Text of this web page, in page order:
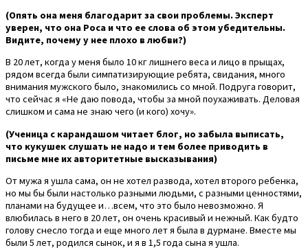
(Опять она меня благодарит за свои проблемы. Эксперт
уверен, что она Роса и что ее слова об этом убедительны.
Видите, почему у нее плохо в любви?)
В 20 лет, когда у меня было 10 кг лишнего веса и лицо в прыщах,
рядом всегда были симпатизирующие ребята, свидания, много
внимания мужского было, знакомились со мной. Подруга говорит,
что сейчас я «Не даю повода, чтобы за мной поухаживать. Деловая
слишком и сама не знаю чего (и кого) хочу».
(Ученица с карандашом читает блог, но забыла выписать,
что кукушек слушать не надо и тем более приводить в
письме мне их авторитетные высказывания)
От мужа я ушла сама, он не хотел развода, хотел второго ребенка,
но мы бы были настолько разными людьми, с разными ценностями,
планами на будущее и…всем, что это было невозможно. Я
влюбилась в него в 20 лет, он очень красивый и нежный. Как будто
голову снесло тогда и еще много лет я была в дурмане. Вместе мы
были 5 лет, родился сынок, и я в 1,5 года сына я ушла.